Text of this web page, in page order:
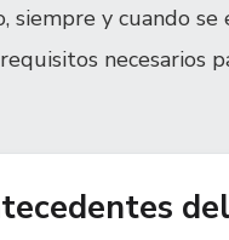
siempre y cuando
necesarios